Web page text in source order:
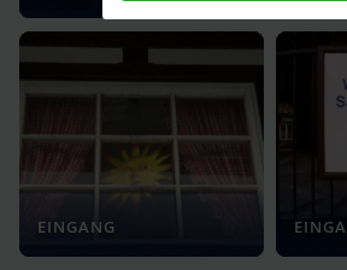
EINGANG